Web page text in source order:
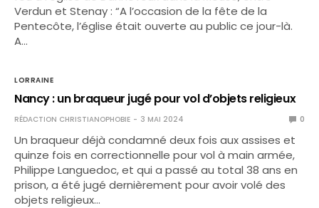
Verdun et Stenay : “A l’occasion de la fête de la
Pentecôte, l’église était ouverte au public ce jour-là.
A…
LORRAINE
Nancy : un braqueur jugé pour vol d’objets religieux
RÉDACTION CHRISTIANOPHOBIE 3 MAI 2024 0
Un braqueur déjà condamné deux fois aux assises et
quinze fois en correctionnelle pour vol à main armée,
Philippe Languedoc, et qui a passé au total 38 ans en
prison, a été jugé dernièrement pour avoir volé des
objets religieux…